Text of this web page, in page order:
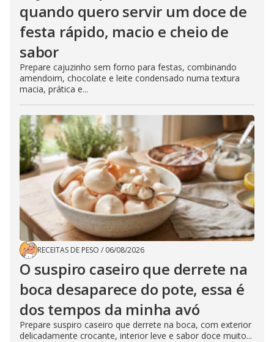
quando quero servir um doce de
festa rápido, macio e cheio de
sabor
Prepare cajuzinho sem forno para festas, combinando
amendoim, chocolate e leite condensado numa textura
macia, prática e...
RECEITAS DE PESO / 06/08/2026
O suspiro caseiro que derrete na
boca desaparece do pote, essa é
dos tempos da minha avó
Prepare suspiro caseiro que derrete na boca, com exterior
delicadamente crocante, interior leve e sabor doce muito...